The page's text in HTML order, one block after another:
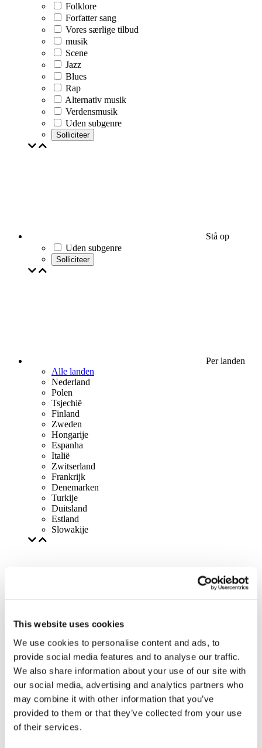
This website uses cookies
We use cookies to personalise content and ads, to
provide social media features and to analyse our traffic.
We also share information about your use of our site with
our social media, advertising and analytics partners who
may combine it with other information that you’ve
provided to them or that they’ve collected from your use
of their services.
Folklore
Forfatter sang
Vores særlige tilbud
musik
Scene
Jazz
Blues
Rap
Alternativ musik
Verdensmusik
Uden subgenre
Solliciteer
Stå op
Uden subgenre
Solliciteer
Per landen
Alle landen
Nederland
Polen
Tsjechië
Finland
Zweden
Hongarije
Espanha
Italië
Zwitserland
Frankrijk
Denemarken
Turkije
Duitsland
Estland
Slowakije